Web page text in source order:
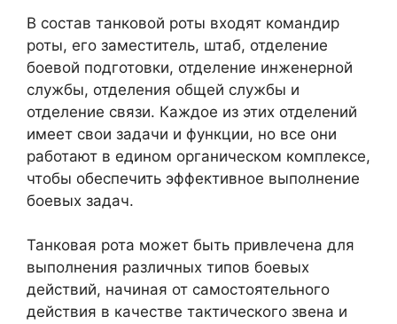
В состав танковой роты входят командир
роты, его заместитель, штаб, отделение
боевой подготовки, отделение инженерной
службы, отделения общей службы и
отделение связи. Каждое из этих отделений
имеет свои задачи и функции, но все они
работают в едином органическом комплексе,
чтобы обеспечить эффективное выполнение
боевых задач.
Танковая рота может быть привлечена для
выполнения различных типов боевых
действий, начиная от самостоятельного
действия в качестве тактического звена и